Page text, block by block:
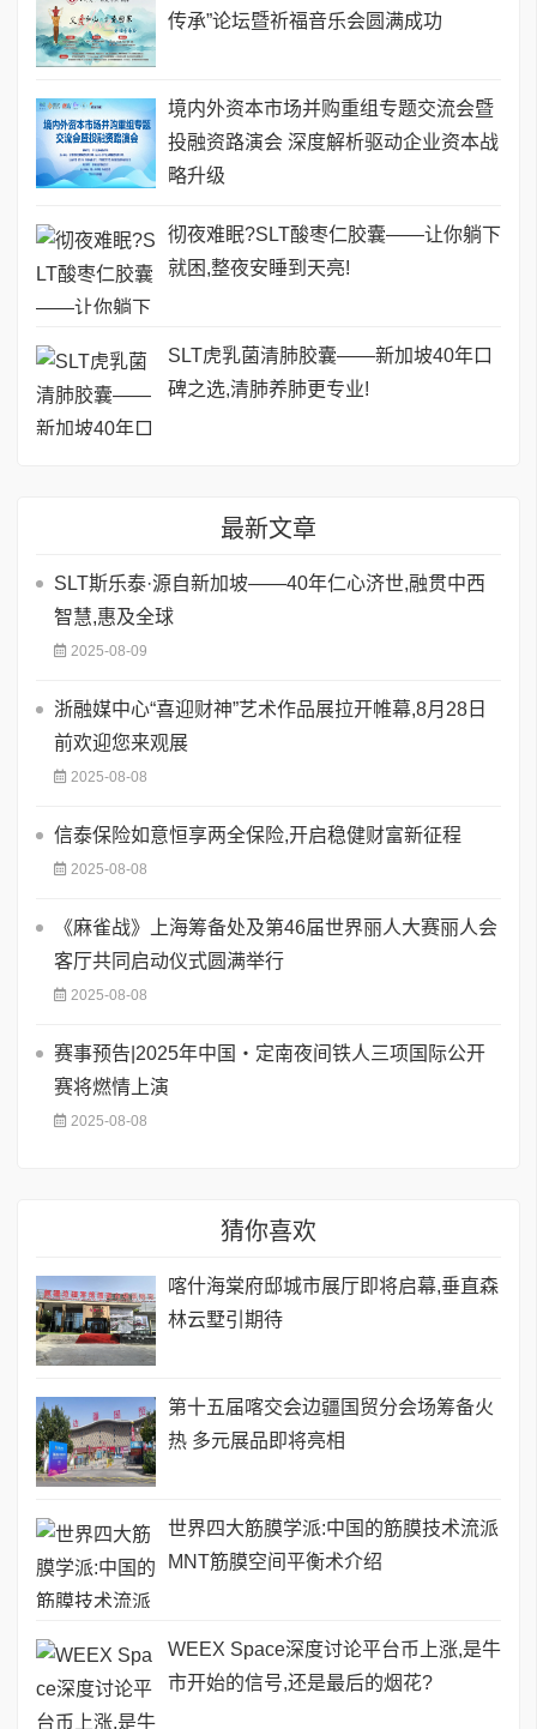
传承”论坛暨祈福音乐会圆满成功
境内外资本市场并购重组专题交流会暨
投融资路演会 深度解析驱动企业资本战
略升级
彻夜难眠?SLT酸枣仁胶囊——让你躺下
就困,整夜安睡到天亮!
SLT虎乳菌清肺胶囊——新加坡40年口
碑之选,清肺养肺更专业!
最新文章
SLT斯乐泰·源自新加坡——40年仁心济世,融贯中西
智慧,惠及全球
2025-08-09
浙融媒中心“喜迎财神”艺术作品展拉开帷幕,8月28日
前欢迎您来观展
2025-08-08
信泰保险如意恒享两全保险,开启稳健财富新征程
2025-08-08
《麻雀战》上海筹备处及第46届世界丽人大赛丽人会
客厅共同启动仪式圆满举行
2025-08-08
赛事预告|2025年中国・定南夜间铁人三项国际公开
赛将燃情上演
2025-08-08
猜你喜欢
喀什海棠府邸城市展厅即将启幕,垂直森
林云墅引期待
第十五届喀交会边疆国贸分会场筹备火
热 多元展品即将亮相
世界四大筋膜学派:中国的筋膜技术流派
MNT筋膜空间平衡术介绍
WEEX Space深度讨论平台币上涨,是牛
市开始的信号,还是最后的烟花?